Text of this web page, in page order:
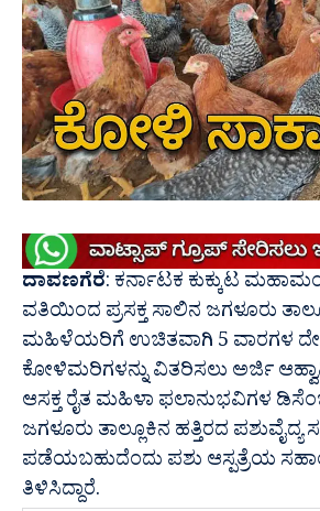
ದಾವಣಗೆರೆ: ಕರ್ನಾಟಕ ಕುಕ್ಕುಟ
ವತಿಯಿಂದ ಪ್ರಸಕ್ತ ಸಾಲಿನ ಜಗಳೂರು
ಮಹಿಳೆಯರಿಗೆ ಉಚಿತವಾಗಿ 5 ವಾರಗಳ
ಕೋಳಿಮರಿಗಳನ್ನು ವಿತರಿಸಲು ಅರ್ಜಿ
ಆಸಕ್ತ ರೈತ ಮಹಿಳಾ ಫಲಾನುಭವಿಗಳ
ಜಗಳೂರು ತಾಲ್ಲೂಕಿನ ಹತ್ತಿರದ ಪಶುವೈದ್ಯ
ಪಡೆಯಬಹುದೆಂದು ಪಶು ಆಸ್ಪತ್ರೆಯ
ತಿಳಿಸಿದ್ದಾರೆ.